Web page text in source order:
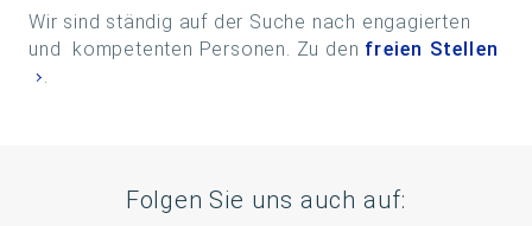
Wir sind ständig auf der Suche nach engagierten
und kompetenten Personen. Zu den freien Stellen
.
Folgen Sie uns auch auf: